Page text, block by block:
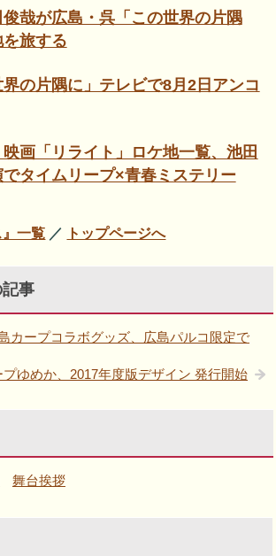
哉が広島・呉「この世界の片隅
旅する
の片隅に」テレビで8月2日アンコ
画「リライト」ロケ地一覧、池田
タイムリープ×青春ミステリー
』一覧 ／ トップページへ
事
カープコラボグッズ、広島パルコ限定で
プゆめか、2017年度版デザイン 発行開始
舞台挨拶